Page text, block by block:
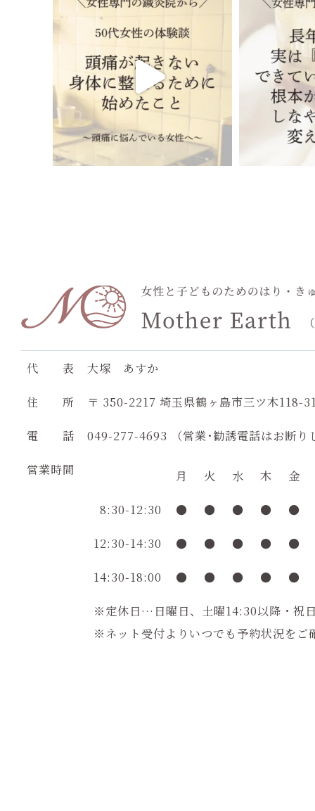
代 表
大塚 あすか
住 所
〒 350-2217 埼玉県鶴ヶ島市三ツ木118-
電 話
049-277-4693
（営業･勧誘電話はお断り
営業時間
月 火 水 木
金
8:30-12:30
● ● ● ●
●
12:30-14:30
● ● ● ●
●
14:30-18:00
● ● ● ●
●
※定休日…日曜日、土曜14:30以降・祝
※ネット受付よりいつでも予約状況をご